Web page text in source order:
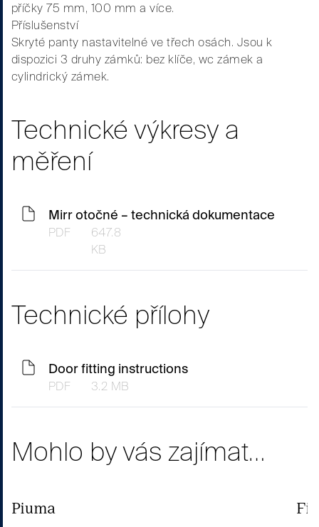
příčky 75 mm, 100 mm a více.
Příslušenství
Skryté panty nastavitelné ve třech osách. Jsou k
dispozici 3 druhy zámků: bez klíče, wc zámek a
cylindrický zámek.
Technické výkresy a
měření
Mirr otočné – technická dokumentace
PDF
647.8
KB
Technické přílohy
Door fitting instructions
PDF 3.2 MB
Mohlo by vás zajímat…
Piuma